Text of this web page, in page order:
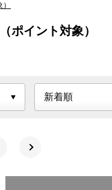
ポイント対象）